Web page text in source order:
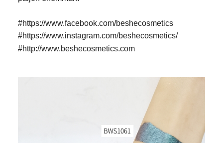
#https://www.facebook.com/beshecosmetics
#https://www.instagram.com/beshecosmetics/
#http://www.beshecosmetics.com